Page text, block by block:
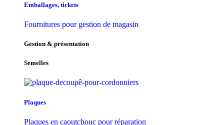
Emballages, tickets
Fournitures pour gestion de magasin
Gestion & présentation
Semelles
Plaques
Plaques en caoutchouc pour réparation